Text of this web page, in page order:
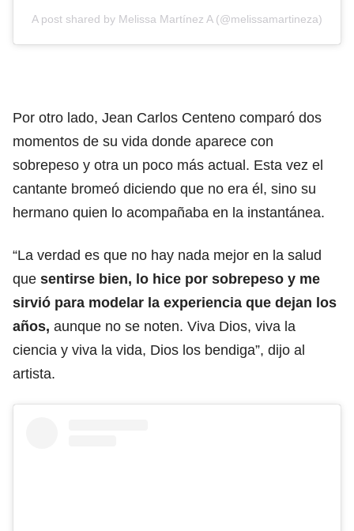
A post shared by Melissa Martínez A (@melissamartineza)
Por otro lado, Jean Carlos Centeno comparó dos
momentos de su vida donde aparece con
sobrepeso y otra un poco más actual. Esta vez el
cantante bromeó diciendo que no era él, sino su
hermano quien lo acompañaba en la instantánea.
“La verdad es que no hay nada mejor en la salud
que sentirse bien, lo hice por sobrepeso y me
sirvió para modelar la experiencia que dejan los
años, aunque no se noten. Viva Dios, viva la
ciencia y viva la vida, Dios los bendiga”, dijo al
artista.